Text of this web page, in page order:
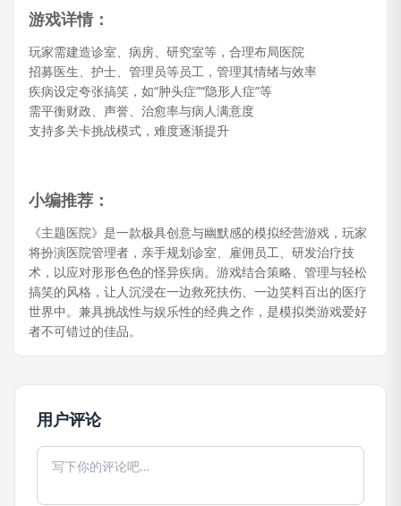
游戏详情：
玩家需建造诊室、病房、研究室等，合理布局医院
招募医生、护士、管理员等员工，管理其情绪与效率
疾病设定夸张搞笑，如“肿头症”“隐形人症”等
需平衡财政、声誉、治愈率与病人满意度
支持多关卡挑战模式，难度逐渐提升
小编推荐：
《主题医院》是一款极具创意与幽默感的模拟经营游戏，玩家
将扮演医院管理者，亲手规划诊室、雇佣员工、研发治疗技
术，以应对形形色色的怪异疾病。游戏结合策略、管理与轻松
搞笑的风格，让人沉浸在一边救死扶伤、一边笑料百出的医疗
世界中。兼具挑战性与娱乐性的经典之作，是模拟类游戏爱好
者不可错过的佳品。
用户评论